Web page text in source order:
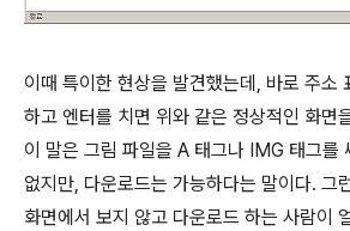
이때 특이한 현상을 발견했는데, 바로 주소
하고 엔터를 치면 위와 같은 정상적인 화면
이 말은 그림 파일을 A 태그나 IMG 태그를
없지만, 다운로드는 가능하다는 말이다. 그
화면에서 보지 않고 다운로드 하는 사람이